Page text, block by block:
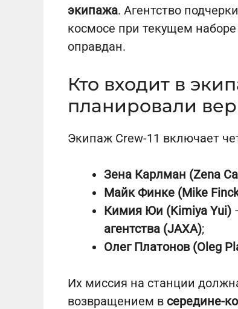
экипажа. Агентство
космосе при текущем
оправдан.
Кто входит в
планировали
Экипаж Crew-11 включает
Зена Карлман (Zena
Майк Финке (Mike
Кимия Юи (Kimiya Yui)
агентства (JAXA);
Олег Платонов (Oleg
Их миссия на станции
возвращением в середине-